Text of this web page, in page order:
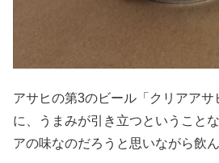
アサヒの第3のビール「クリアアサ
に、うまみが引き立つということ
アの味なのだろうと思いながら飲ん